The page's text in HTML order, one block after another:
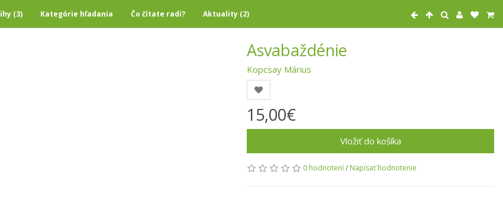
(3) Kategórie hľadania Čo čítate radi? Aktuality (2)
Asvabaždénie
Kopcsay Márius
15,00€
Vložiť do košíka
0 hodnotení/ Napísať hodnotenie